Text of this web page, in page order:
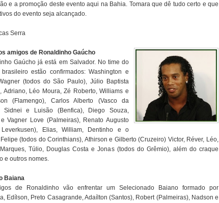
e a promoção deste evento aqui na Bahia. Tomara que dê tudo certo e que
do evento seja alcançado.
Serra
amigos de Ronaldinho Gaúcho
Gaúcho já está em Salvador. No time do
estão confirmados: Washington e
(todos do São Paulo), Júlio Baptista
Adriano, Léo Moura, Zé Roberto, Williams e
(Flamengo), Carlos Alberto (Vasco da
Sidnei e Luisão (Benfica), Diego Souza,
Vagner Love (Palmeiras), Renato Augusto
Leverkusen), Elias, William, Dentinho e o
(todos do Corinthians), Athirson e Gilberto (Cruzeiro) Victor, Réver, Léo,
Túlio, Douglas Costa e Jonas (todos do Grêmio), além do craque
e outros nomes.
Baiana
de Ronaldinho vão enfrentar um Selecionado Baiano formado por
Edílson, Preto Casagrande, Adaílton (Santos), Robert (Palmeiras), Nadson e